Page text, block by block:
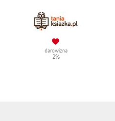
darowizna
2%